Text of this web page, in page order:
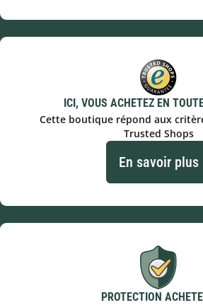
ICI, VOUS ACHETEZ EN
Cette boutique répond aux
Trusted Shops
En savoir plus
PROTECTION